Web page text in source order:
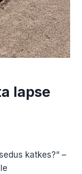
lapse
katkes?“ –